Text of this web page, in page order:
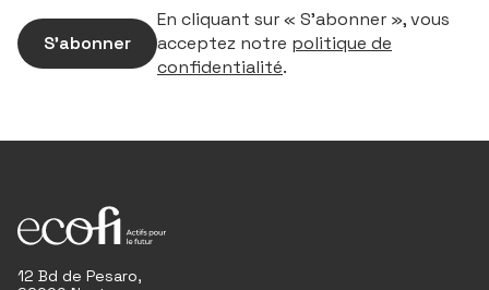
S’abonner
En cliquant sur « S’abonner », vous
acceptez notre politique de
confidentialité.
12 Bd de Pesaro,